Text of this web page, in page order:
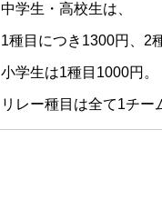
中学生・高校生は、
1種目につき1300円、2
小学生は1種目1000円。
リレー種目は全て1チー